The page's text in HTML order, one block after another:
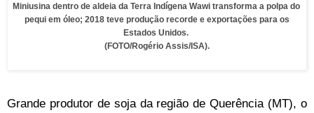
Miniusina dentro de aldeia da Terra Indígena Wawi transforma a polpa do
pequi em óleo; 2018 teve produção recorde e exportações para os
Estados Unidos.
(FOTO/Rogério Assis/ISA).
Grande produtor de soja da região de Querência (MT), o